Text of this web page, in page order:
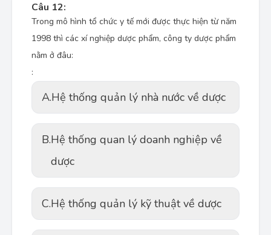
Câu 12:
Trong mô hình tổ chức y tế mới được thực hiện từ năm
1998 thì các xí nghiệp dược phẩm, công ty dược phẩm
nằm ở đâu:
:
A.Hệ thống quản lý nhà nước về dược
B.Hệ thống quan lý doanh nghiệp về
dược
C.Hệ thống quản lý kỹ thuật về dược